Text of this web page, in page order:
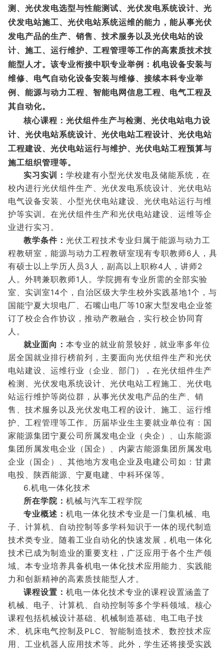
测、光伏发电选型与性能测试、光伏发电系统设计、光
伏发电站施工、光伏电站系统运维的能力，能从事光伏
发电产品的生产、销售、技术服务以及光伏电站的设
计、施工、运行维护、工程管理等工作的高素质技术技
能型人才。该专业衔接中职专业举例：机电设备安装与
维修、电气自动化设备安装与维修、接续本科专业举
例、能源与动力工程、智能电网信息工程、电气工程及
其自动化。
核心课程：光伏组件生产与检测、光伏电站电力设
计、光伏电站系统设计、光伏电站工程设计、光伏电站
工程建设、光伏电站运行与维护、光伏电站工程预算与
施工组织管理等。
实习实训： 学校建有小型光伏发电及储能系统，在
校内进行光伏组件生产、光伏发电系统设计、光伏电站
电气设备安装、小型光伏电站建设、光伏电站运行与维
护等实训。在光伏组件生产和光伏电站建设、运维等企
业进行实习。
教学条件： 光伏工程技术专业归属于能源与动力工
程教研室，能源与动力工程教研室现有专职教师6人，具
有硕士以上学历人员3人，副高以上职称4人，讲师2
人。外聘兼职教师1人。学院拥有专业所需的全部实验
室、实训室14个，自治区级大学生校外实践基地1个，与
国能宁夏大坝电厂、石嘴山电厂等10家大型发电企业签
订了校企合作协议，推动产教融合，实行校企协同育
人。
就业面向： 本专业的就业前景较好，就业率多年位
居全国就业排行榜前列，主要面向光伏组件生产和光伏
电站建设、运维行业（企业、部门），在光伏组件生产
检测、光伏发电系统设计、光伏电站工程施工、光伏电
站运行维护等岗位群，从事光伏发电产品的生产、销
售、技术服务以及光伏发电工程的设计、施工、运行维
护、工程管理等工作。历届毕业生主要就业单位有：国
家能源集团宁夏公司所属发电企业（央企）、山东能源
集团所属发电企业（国企）、内蒙古能源集团所属发电
企业（国企）、其他地方发电企业及电建公司如：甘肃
电投、陕西能源、宁夏电建、中科环保等。
6.机电一体化技术
所在学院： 机械与汽车工程学院
专业概述： 机电一体化技术专业是一门集机械、电
子、计算机、自动控制等多学科知识于一体的现代制造
技术类专业。随着工业自动化的快速发展，机电一体化
技术已成为制造业的重要支柱，广泛应用于各个生产领
域。本专业培养具备机电一体化技术应用能力、实践能
力和创新精神的高素质技能型人才。
课程设置： 机电一体化技术专业的课程设置涵盖了
机械、电子、计算机、自动控制等多个学科领域。核心
课程包括机械设计基础、机械制造基础、电工电子技
术、机床电气控制及PLC、智能制造技术、数控技术应
用、工业机器人应用技术等。此外，学生还将接受实践